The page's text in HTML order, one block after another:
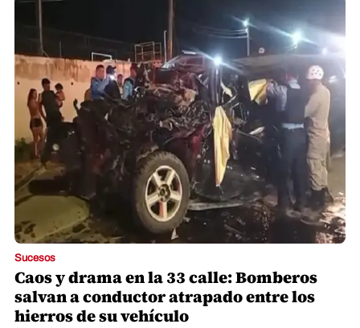
Sucesos
Caos y drama en la 33 calle: Bomberos
salvan a conductor atrapado entre los
hierros de su vehículo